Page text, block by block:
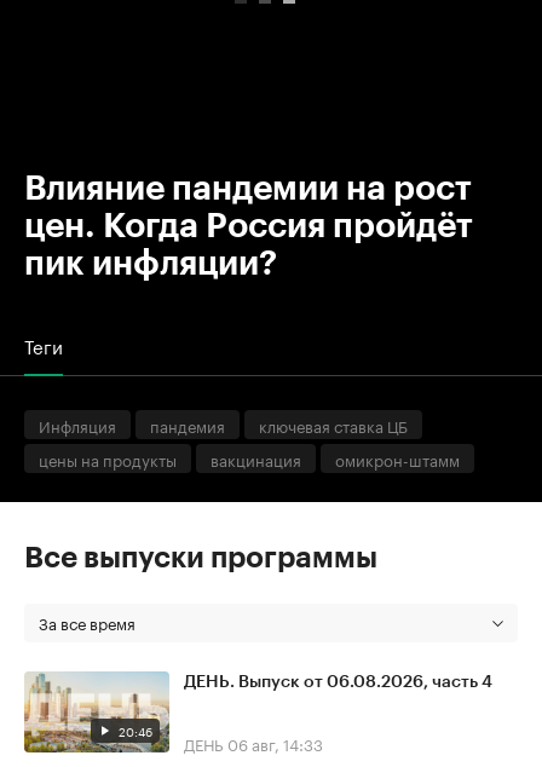
Влияние пандемии на рост
цен. Когда Россия пройдёт
пик инфляции?
Теги
Инфляция пандемия
ключевая ставка ЦБ
цены на продукты
вакцинация омикрон-штамм
Все выпуски программы
За все время
20:46
ДЕНЬ. Выпуск от 06.08.2026, часть 4
ДЕНЬ 06 авг, 14:33